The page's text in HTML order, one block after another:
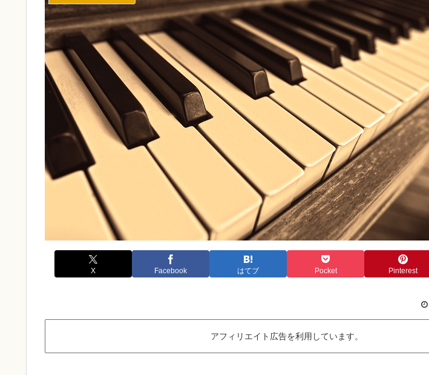
X Facebook はてブ Pocket Pinterest
アフィリエイト広告を利用しています。